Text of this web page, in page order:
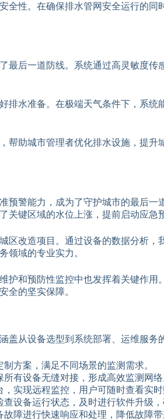
全性。在确保排水管网安全运行的
最后一道防线。系统通过高灵敏度
排水准备。在极端天气条件下，系
帮助城市管理者优化排水设施，提
预警能力，成为了守护城市的最后
关键区域的水位上涨，提前启动应急
区改造项目。通过设备的数据分析
领域的专业实力。
护和预防性监控中也发挥着关键作
全的坚实保障。
盖从设备选型到系统部署、运维服
方案，满足不同场景的监测需求。
有设备无缝对接，形成高效监测网络
，实现远程监控，用户可随时查看实
查设备运行状态，及时进行软件升级
障进行快速响应和处理，降低故障带